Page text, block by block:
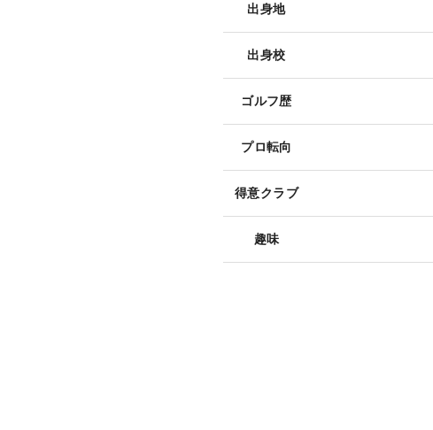
出身地
出身校
ゴルフ歴
プロ転向
得意クラブ
趣味